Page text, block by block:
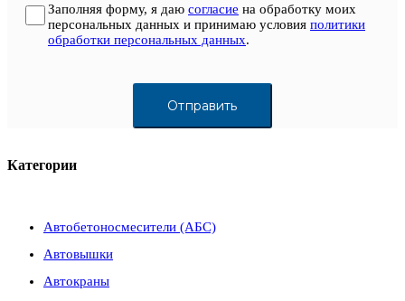
Заполняя форму, я даю согласие на обработку моих
персональных данных и принимаю условия политики
обработки персональных данных.
Категории
Автобетоносмесители (АБС)
Автовышки
Автокраны